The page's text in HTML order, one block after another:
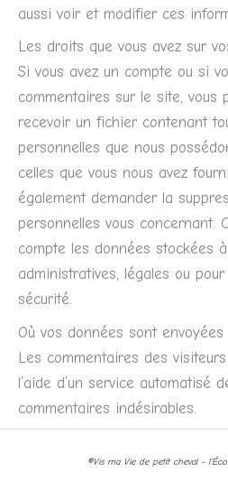
aussi voir et modifier ces
Les droits que vous avez sur
Si vous avez un compte ou si
commentaires sur le site, vous
recevoir un fichier contenant
personnelles que nous
celles que vous nous avez
également demander la
personnelles vous concernant.
compte les données stockées
administratives, légales ou
sécurité.
Où vos données sont envoyées
Les commentaires des
l’aide d’un service automatisé
commentaires indésirables.
©Vis ma Vie de petit cheval -